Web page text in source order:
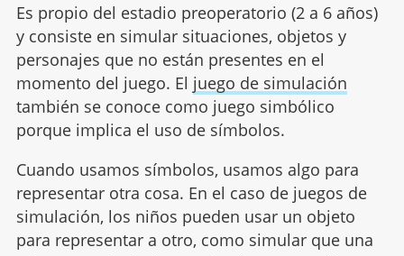
Es propio del estadio preoperatorio (2 a 6 años)
y consiste en simular situaciones, objetos y
personajes que no están presentes en el
momento del juego. El juego de simulación
también se conoce como juego simbólico
porque implica el uso de símbolos.
Cuando usamos símbolos, usamos algo para
representar otra cosa. En el caso de juegos de
simulación, los niños pueden usar un objeto
para representar a otro, como simular que una